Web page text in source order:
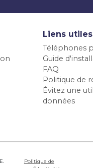
Liens utiles
Téléphones
Guide
FAQ
Politique de
Évitez une
données
Politique de